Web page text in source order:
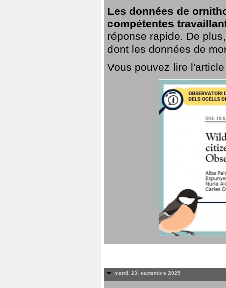
Les données de
compétentes
réponse rapide. De
dont les données de
Vous pouvez lire
mardi, 23. septembre 2025